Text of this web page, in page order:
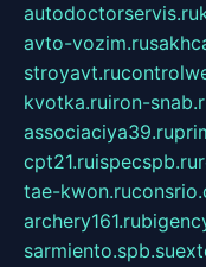
autodoctorservis.ru
avto-vozim.ru
stroyavt.ru
kvotka.ruiron-
associaciya39.ru
cpt21.ruispecspb.ru
tae-kwon.ru
archery161.ru
sarmiento.spb.su